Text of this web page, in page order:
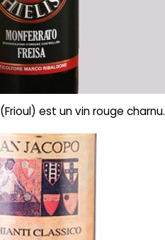
(Frioul) est un vin rouge charnu.